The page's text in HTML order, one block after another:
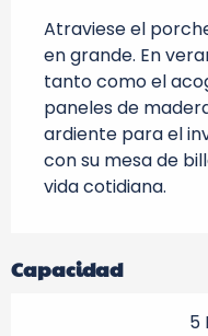
Atraviese el
en grande. En
tanto como el
paneles de
ardiente para el
con su mesa de
vida cotidiana.
Capacidad
5